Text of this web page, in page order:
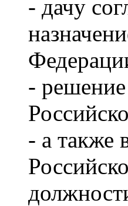
- дачу
-
- а также